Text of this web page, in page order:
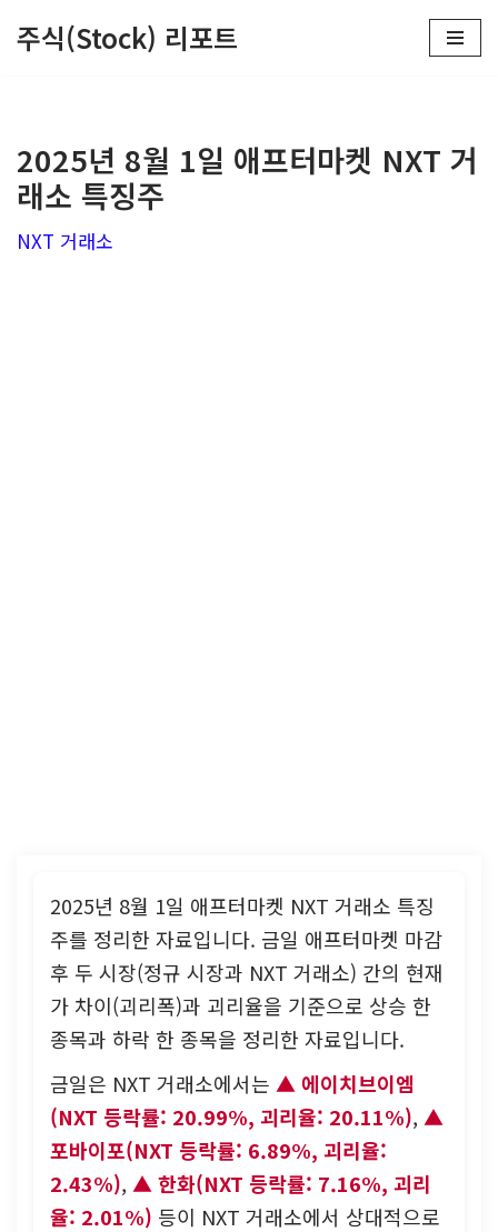
로
건
너
주식(Stock) 리포트
2025년 8월 1일 애프터마켓 NXT 거
래소 특징주
NXT 거래소
2025년 8월 1일 애프터마켓 NXT 거래소 특징
주를 정리한 자료입니다. 금일 애프터마켓 마감
후 두 시장(정규 시장과 NXT 거래소) 간의 현재
가 차이(괴리폭)과 괴리율을 기준으로 상승 한
종목과 하락 한 종목을 정리한 자료입니다.
금일은 NXT 거래소에서는
에이치브이엠
(NXT 등락률: 20.99%, 괴리율: 20.11%),
포바이포(NXT 등락률: 6.89%, 괴리율:
2.43%),
한화(NXT 등락률: 7.16%, 괴리
율: 2.01%) 등이 NXT 거래소에서 상대적으로